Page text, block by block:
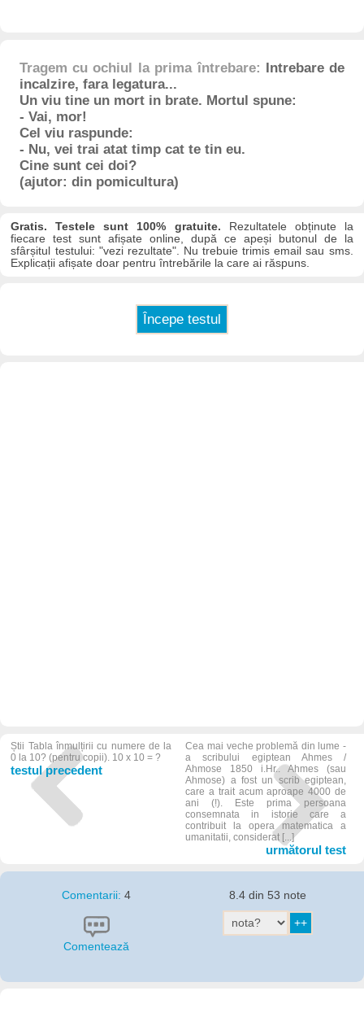
Tragem cu ochiul la prima întrebare:
Intrebare de
incalzire, fara legatura...
Un viu tine un mort in brate. Mortul spune:
- Vai, mor!
Cel viu raspunde:
- Nu, vei trai atat timp cat te tin eu.
Cine sunt cei doi?
(ajutor: din pomicultura)
Gratis. Testele sunt 100% gratuite. Rezultatele obținute la
fiecare test sunt afișate online, după ce apeși butonul de la
sfârșitul testului: "vezi rezultate". Nu trebuie trimis email sau sms.
Explicații afișate doar pentru întrebările la care ai răspuns.
Știi Tabla înmulțirii cu numere de la
0 la 10? (pentru copii). 10 x 10 = ?
testul precedent
Cea mai veche problemă din lume -
a scribului egiptean Ahmes /
Ahmose 1850 i.Hr.. Ahmes (sau
Ahmose) a fost un scrib egiptean,
care a trait acum aproape 4000 de
ani (!). Este prima persoana
consemnata in istorie care a
contribuit la opera matematica a
umanitatii, considerat [...]
următorul test
Comentarii:4
Comentează
8.4 din 53 note